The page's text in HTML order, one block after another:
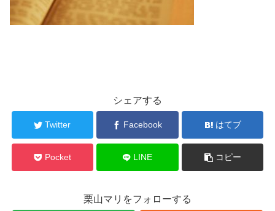
シェアする
Twitter Facebook はてブ
Pocket LINE コピー
栗山マリをフォローする